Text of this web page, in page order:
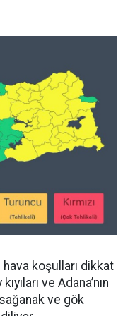
koşulları dikkat
ve Adana’nın
ve gök